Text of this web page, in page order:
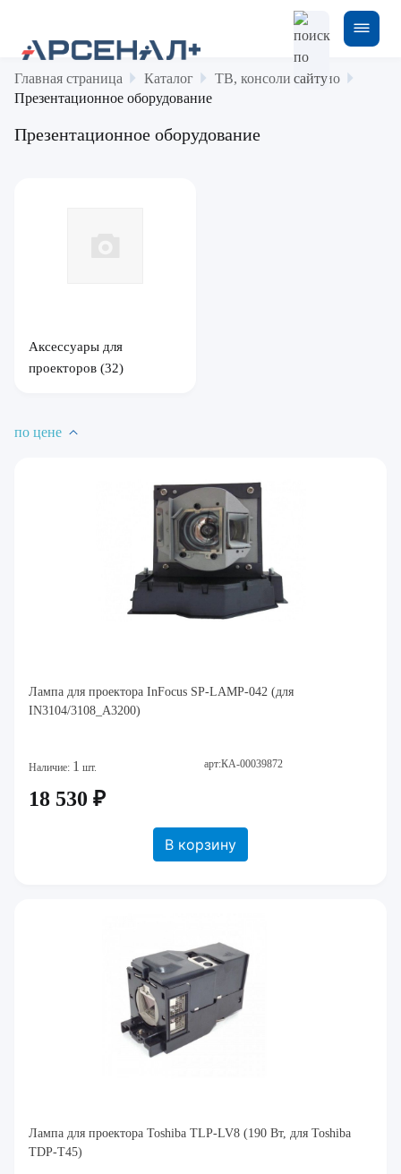
Главная страница Каталог
ТВ, консоли и аудио
Презентационное оборудование
Презентационное оборудование
Аксессуары для
проекторов (32)
по цене
Лампа для проектора InFocus SP-LAMP-042 (для
IN3104/3108_A3200)
Наличие: 1 шт. арт:КА-00039872
18 530 ₽
В корзину
Лампа для проектора Toshiba TLP-LV8 (190 Вт, для Toshiba
TDP-T45)